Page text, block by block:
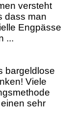
versteht
dass man
Engpässe
...
bargeldlose
Viele
sehr